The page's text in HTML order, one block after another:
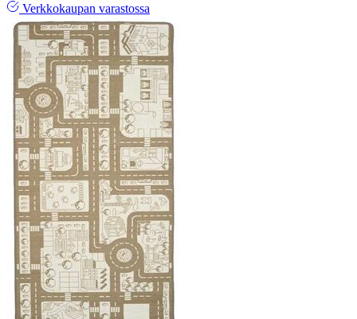
Verkkokaupan varastossa